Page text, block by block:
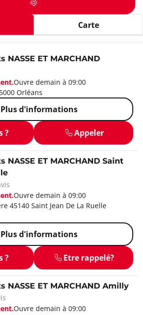
Carte
NASSE ET MARCHAND
Ouvre demain à 09:00
Orléans
Plus d'informations
? Appeler
NASSE ET MARCHAND Saint
Ouvre demain à 09:00
45140 Saint Jean De La Ruelle
Plus d'informations
? Etre rappelé?
NASSE ET MARCHAND Amilly
Ouvre demain à 09:00